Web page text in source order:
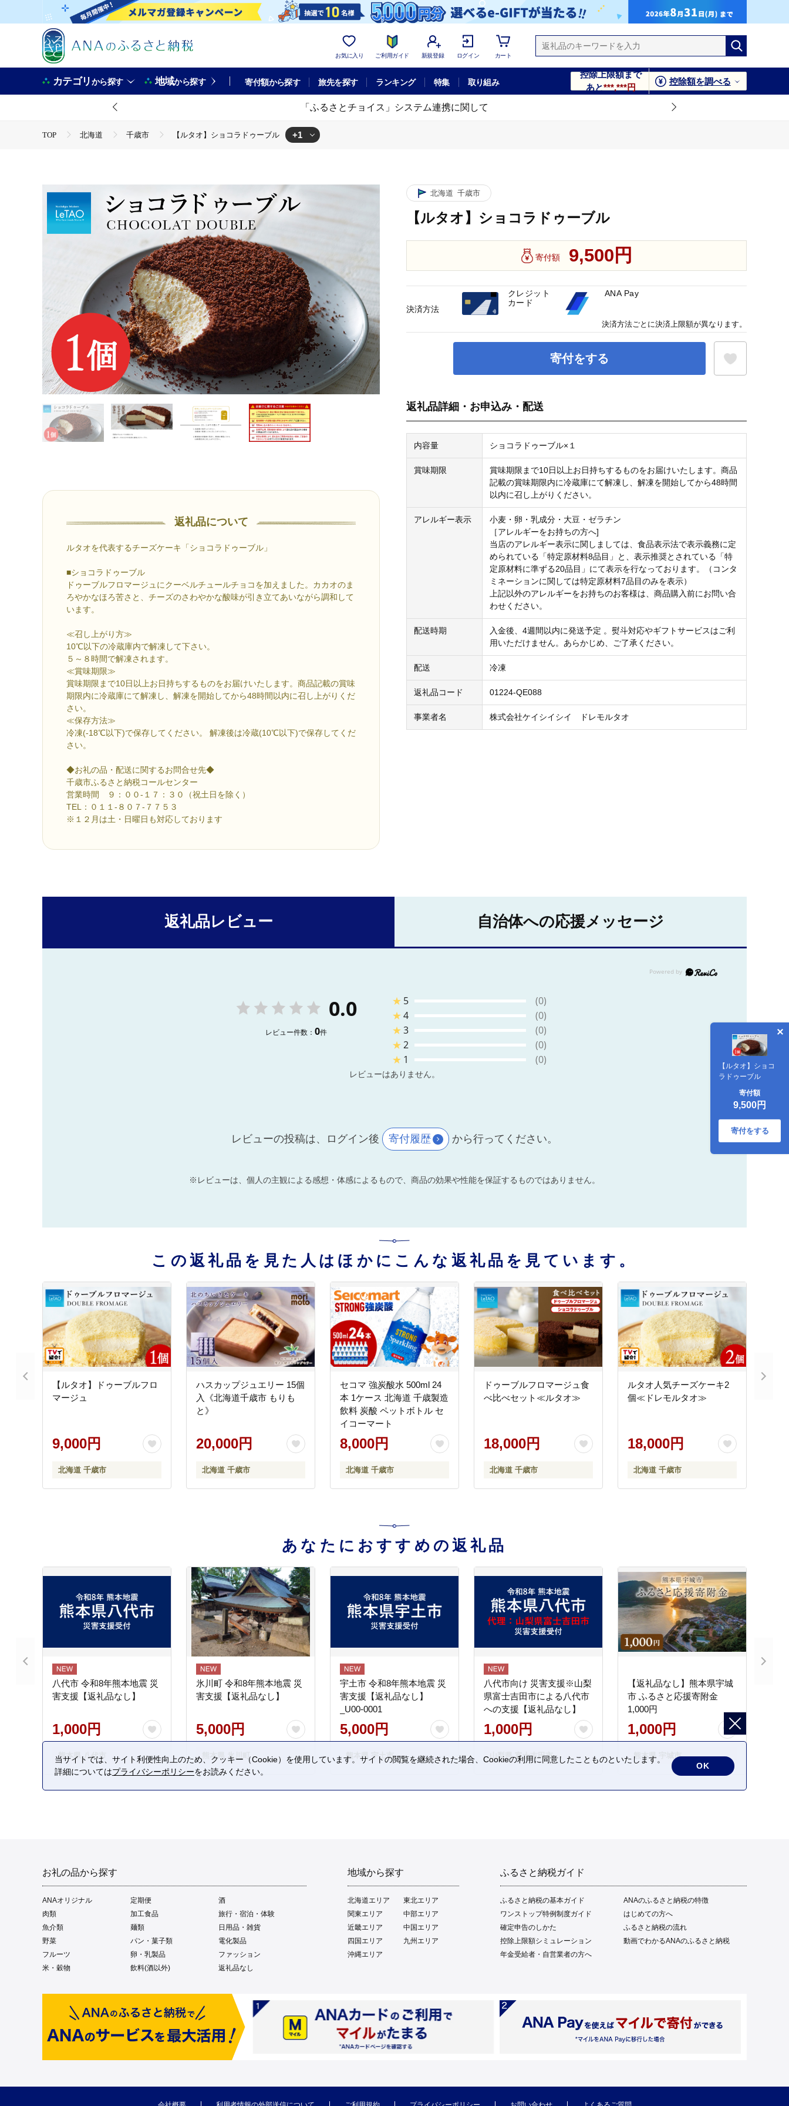
お気に入り ご利用ガイド 新規登録 ログイン カート
カテゴリから探す 地域から探す 寄付額から探す 旅先を探す ランキング 特集 取り組み
控除上限額まで
あと***,***円
控除額を調べる
「ふるさとチョイス」システム連携に関して
TOP 北海道 千歳市 【ルタオ】ショコラドゥーブル +1
返礼品について
ルタオを代表するチーズケーキ「ショコラドゥーブル」
■ショコラドゥーブル
ドゥーブルフロマージュにクーベルチュールチョコを加えました。カカオのま
ろやかなほろ苦さと、チーズのさわやかな酸味が引き立てあいながら調和して
います。
≪召し上がり方≫
10℃以下の冷蔵庫内で解凍して下さい。
５～８時間で解凍されます。
≪賞味期限≫
賞味期限まで10日以上お日持ちするものをお届けいたします。商品記載の賞味
期限内に冷蔵庫にて解凍し、解凍を開始してから48時間以内に召し上がりくだ
さい。
≪保存方法≫
冷凍(-18℃以下)で保存してください。 解凍後は冷蔵(10℃以下)で保存してくだ
さい。
◆お礼の品・配送に関するお問合せ先◆
千歳市ふるさと納税コールセンター
営業時間 ９：００-１７：３０（祝土日を除く）
TEL：０１１-８０７-７７５３
※１２月は土・日曜日も対応しております
北海道 千歳市
【ルタオ】ショコラドゥーブル
寄付額 9,500円
寄付をする
【ルタオ】ショコ
ラドゥーブル
寄付額
9,500円
寄付をする
返礼品詳細・お申込み・配送
内容量 ショコラドゥーブル×１
賞味期限
賞味期限まで10日以上お日持ちするものをお届けいたします。商品
記載の賞味期限内に冷蔵庫にて解凍し、解凍を開始してから48時間
以内に召し上がりください。
アレルギー表示
小麦・卵・乳成分・大豆・ゼラチン
［アレルギーをお持ちの方へ]
当店のアレルギー表示に関しましては、食品表示法で表示義務に定
められている「特定原材料8品目」と、表示推奨とされている「特
定原材料に準ずる20品目」にて表示を行なっております。（コンタ
ミネーションに関しては特定原材料7品目のみを表示）
上記以外のアレルギーをお持ちのお客様は、商品購入前にお問い合
わせください。
配送時期
入金後、4週間以内に発送予定 。熨斗対応やギフトサービスはご利
用いただけません。あらかじめ、ご了承ください。
配送 冷凍
返礼品コード 01224-QE088
事業者名 株式会社ケイシイシイ ドレモルタオ
決済方法
クレジット
カード
ANA Pay
決済方法ごとに決済上限額が異なります。
返礼品レビュー 自治体への応援メッセージ
0.0
レビュー件数： 0件
★ 5
(0)
★4
(0)
★3
(0)
★2
(0)
★ 1 (0)
レビューはありません。
レビューの投稿は、ログイン後 寄付履歴 から行ってください。
※レビューは、個人の主観による感想・体感によるもので、商品の効果や性能を保証するものではありません。
この返礼品を見た人はほかにこんな返礼品を見ています。
【ルタオ】ドゥーブルフロ
マージュ
9,000円
北海道 千歳市
ハスカップジュエリー 15個
入《北海道千歳市 もりも
と》
20,000円
北海道 千歳市
セコマ 強炭酸水 500ml 24
本 1ケース 北海道 千歳製造
飲料 炭酸 ペットボトル セ
イコーマート
8,000円
北海道 千歳市
ドゥーブルフロマージュ食
べ比べセット≪ルタオ≫
18,000円
北海道 千歳市
ルタオ人気チーズケーキ2
個≪ドレモルタオ≫
18,000円
北海道 千歳市
あなたにおすすめの返礼品
八代市 令和8年熊本地震 災
害支援【返礼品なし】
1,000円
熊本県 八代市
氷川町 令和8年熊本地震 災
害支援【返礼品なし】
5,000円
熊本県 氷川町
宇土市 令和8年熊本地震 災
害支援【返礼品なし】
_U00-0001
5,000円
熊本県 宇土市
八代市向け 災害支援※山梨
県富士吉田市による八代市
への支援【返礼品なし】
1,000円
山梨県 富士吉田市
【返礼品なし】熊本県宇城
市 ふるさと応援寄附金
1,000円
1,000円
熊本県 宇城市
お礼の品から探す
ANAオリジナル 定期便
酒
肉類
加工食品
旅行・宿泊・体験
魚介類
麺類
日用品・雑貨
野菜
パン・菓子類
電化製品
フルーツ
卵・乳製品
ファッション
米・穀物
飲料(酒以外) 返礼品なし
地域から探す
北海道エリア
東北エリア
関東エリア
中部エリア
近畿エリア
中国エリア
四国エリア
九州エリア
沖縄エリア
ふるさと納税ガイド
ふるさと納税の基本ガイド
ANAのふるさと納税の特徴
ワンストップ特例制度ガイド
はじめての方へ
確定申告のしかた
ふるさと納税の流れ
控除上限額シミュレーション
動画でわかるANAのふるさと納税
年金受給者・自営業者の方へ
当サイトでは、サイト利便性向上のため、クッキー（Cookie）を使用しています。サイトの閲覧を継続された場合、Cookieの利用に同意したことものといたします。
詳細についてはプライバシーポリシーをお読みください。
OK